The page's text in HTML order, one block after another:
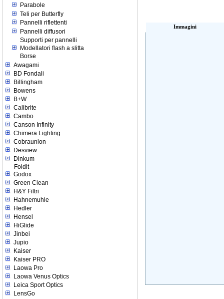
Parabole
Teli per Butterfly
Pannelli riflettenti
Pannelli diffusori
Supporti per pannelli
Modellatori flash a slitta
Borse
Awagami
BD Fondali
Billingham
Bowens
B+W
Calibrite
Cambo
Canson Infinity
Chimera Lighting
Cobraunion
Desview
Dinkum
Foldit
Godox
Green Clean
H&Y Filtri
Hahnemuhle
Hedler
Hensel
HiGlide
Jinbei
Jupio
Kaiser
Kaiser PRO
Laowa Pro
Laowa Venus Optics
Leica Sport Optics
LensGo
Immagini